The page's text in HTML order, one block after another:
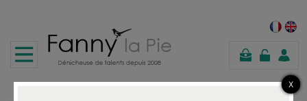
shopping
cart